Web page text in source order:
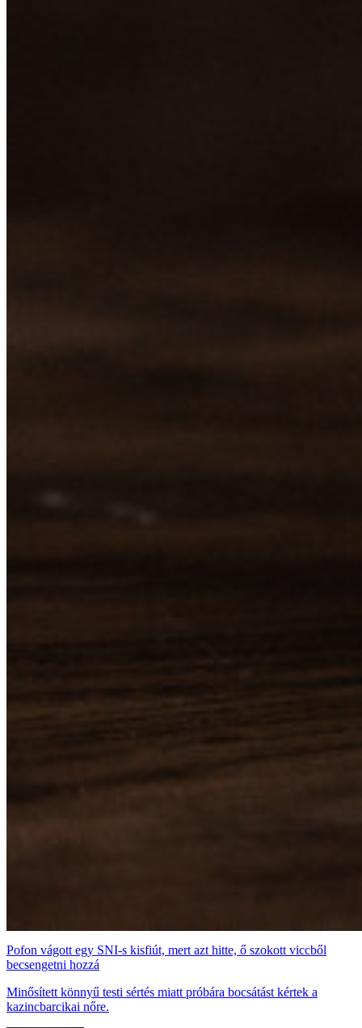
Pofon vágott egy SNI-s kisfiút, mert azt hitte, ő szokott viccből
becsengetni hozzá
Minősített könnyű testi sértés miatt próbára bocsátást kértek a
kazincbarcikai nőre.